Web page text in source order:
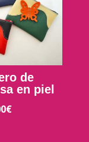
de
en piel
€